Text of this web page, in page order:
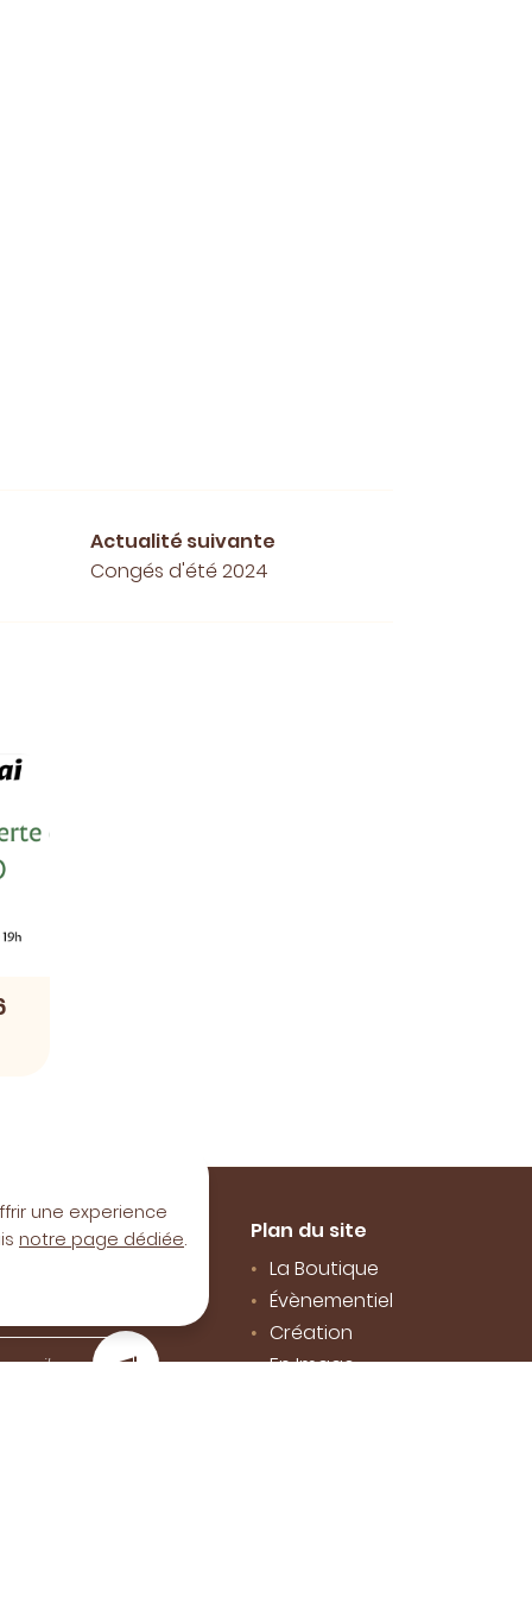
Actualité suivante
Congés d'été 2024
et actualités
Plan du site
La Boutique
Évènementiel
Création
En Image
une experience
notre page dédiée.